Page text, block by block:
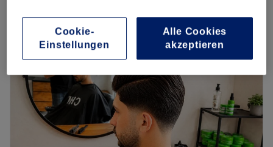
Montag 10:00–19:00
Dienstag
10:00–19:00
Mittwoch
10:00–19:00
Donnerstag
10:00–19:00
Freitag
10:00–19:00
Samstag
10:00
19:00
Sonntag
Geschlossen
Haus des Barbers ist ein renommierter Barbershop, der
Cookie-
Einstellungen
Alle Cookies
akzeptieren